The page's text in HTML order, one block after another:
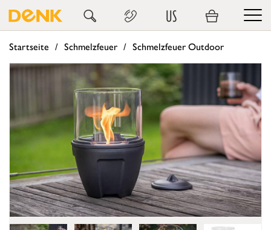
US
Startseite Schmelzfeuer Schmelzfeuer Outdoor